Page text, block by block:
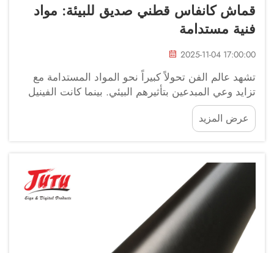
قماش كانفاس قطني صديق للبيئة: مواد
فنية مستدامة
2025-11-04 17:00:00
تشهد عالم الفن تحولاً كبيراً نحو المواد المستدامة مع
تزايد وعي المبدعين بتأثيرهم البيئي. بينما كانت الفينيل
الزخرفية التقليدية عنصراً أساسياً في مختلف التطبيقات
الفنية لفترة طويلة، فإن الفنانين...
عرض المزيد